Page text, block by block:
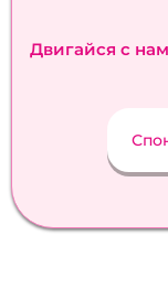
Двигайся с